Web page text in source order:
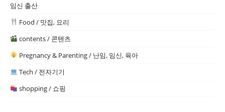
임신 출산
Food / 맛집, 요리
contents / 콘텐츠
Pregnancy & Parenting / 난임, 임신, 육아
Tech / 전자기기
shopping / 쇼핑